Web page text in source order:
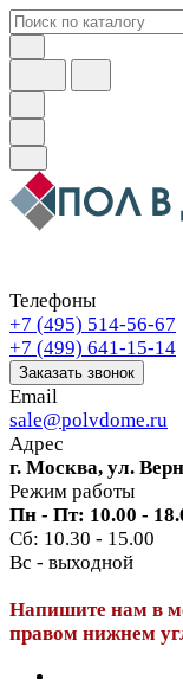
Телефоны
+7 (495) 514-56-67
+7 (499) 641-15-14
Заказать звонок
Email
sale@polvdome.ru
Адрес
г. Москва, ул.
Режим работы
Пн - Пт: 10.00 -
Сб: 10.30 - 15.00
Вс - выходной
Напишите нам в
правом нижнем